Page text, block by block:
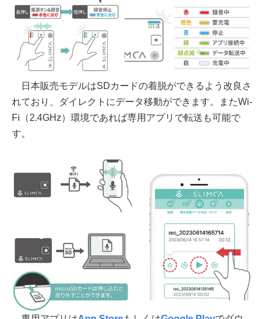
日本販売モデルはSDカードの着脱ができるよう改良さ
れており、ダイレクトにデータ移動ができます。またWi-
Fi（2.4GHz）環境であれば専用アプリで転送も可能で
す。